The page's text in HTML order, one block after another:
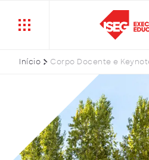
Início Corpo Docente e